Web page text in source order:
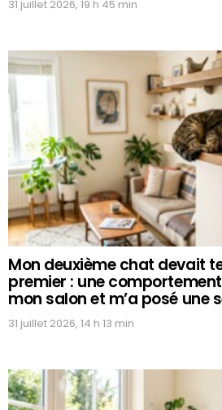
31 juillet 2026, 19 h 45 min
Mon deuxième chat devait
premier : une
mon salon et m’a posé une
31 juillet 2026, 14 h 13 min